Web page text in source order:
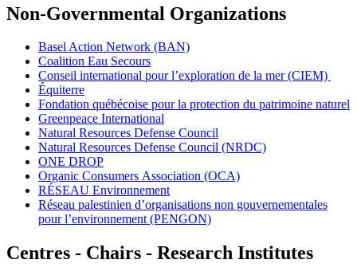
Non-Governmental Organizations
Basel Action Network (BAN)
Coalition Eau Secours
Conseil international pour l’exploration de la mer (CIEM)
Équiterre
Fondation québécoise pour la protection du patrimoine naturel
Greenpeace International
Natural Resources Defense Council
Natural Resources Defense Council (NRDC)
ONE DROP
Organic Consumers Association (OCA)
RÉSEAU Environnement
Réseau palestinien d’organisations non gouvernementales
pour l’environnement (PENGON)
Centres - Chairs - Research Institutes